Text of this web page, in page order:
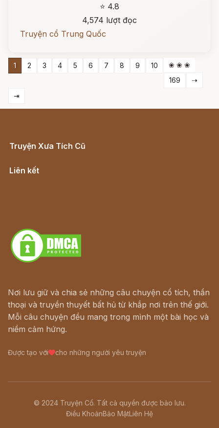
⭐ 4.8
4,574 lượt đọc
Truyện cổ Trung Quốc
1 2 3 4 5 6 7 8 9 10
❀ ❀ ❀
169
⇢
⇥
Truyện Xưa Tích Cũ
Liên kết
Nơi lưu giữ và chia sẻ những câu chuyện cổ tích, thần
thoại và truyền thuyết bất hủ từ khắp nơi trên thế giới.
Mỗi câu chuyện đều mang trong mình một bài học và
niềm cảm hứng.
Được tạo với cho những người yêu truyện
© 2024 Truyện Cổ. Tất cả quyền được bảo lưu.
Điều KhoảnBảo MậtLiên Hệ